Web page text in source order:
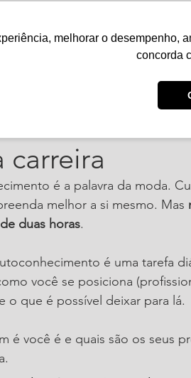
melhorar o desempenho,
concorda
Serviços
carreira
é a palavra da moda.
melhor a si mesmo. Mas
duas horas.
é uma tarefa
você se posiciona
o que é possível deixar para lá.
é você é e quais são os seus